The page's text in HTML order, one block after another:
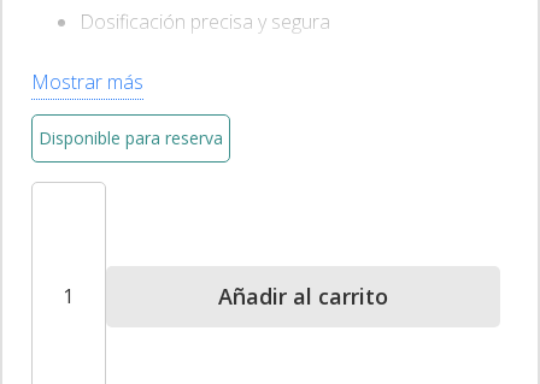
Dosificación precisa y segura
Mostrar más
Disponible para reserva
Transparente
Añadir al carrito